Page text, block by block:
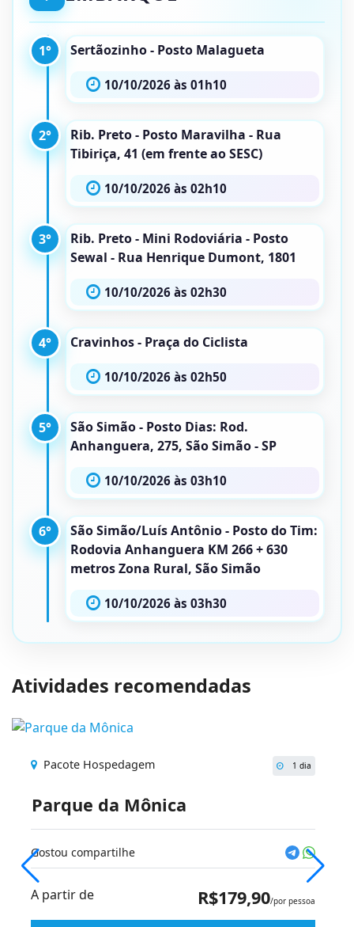
1° Sertãozinho - Posto Malagueta
10/10/2026 às 01h10
2°
Rib. Preto - Posto Maravilha - Rua
Tibiriça, 41 (em frente ao SESC)
10/10/2026 às 02h10
3°
Rib. Preto - Mini Rodoviária - Posto
Sewal - Rua Henrique Dumont, 1801
10/10/2026 às 02h30
4° Cravinhos - Praça do Ciclista
10/10/2026 às 02h50
5°
São Simão - Posto Dias: Rod.
Anhanguera, 275, São Simão - SP
10/10/2026 às 03h10
6°
São Simão/Luís Antônio - Posto do Tim:
Rodovia Anhanguera KM 266 + 630
metros Zona Rural, São Simão
10/10/2026 às 03h30
Atividades recomendadas
Pacote Hospedagem 1 dia
Parque da Mônica
Gostou compartilhe
A partir de R$179,90/por pessoa